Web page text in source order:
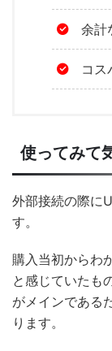
余計
コス
使ってみて
外部接続の際に
す。
購入当初からわ
と感じていたも
がメインである
ります。